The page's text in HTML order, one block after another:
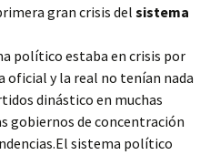
gran crisis del sistema
político estaba en crisis por
oficial y la real no tenían nada
dinástico en muchas
gobiernos de concentración
sistema político